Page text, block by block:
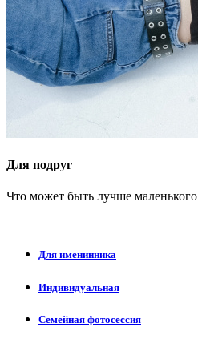
Для подруг
Что может быть лучше
Для именинника
Индивидуальная
Семейная фотосессия